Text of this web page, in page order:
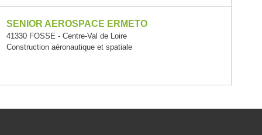
SENIOR AEROSPACE ERMETO
41330 FOSSE - Centre-Val de Loire
Construction aéronautique et spatiale